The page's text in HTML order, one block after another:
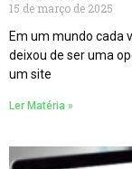
15 de março de 2025
Em um mundo cada
deixou de ser uma
um site
Ler Matéria »